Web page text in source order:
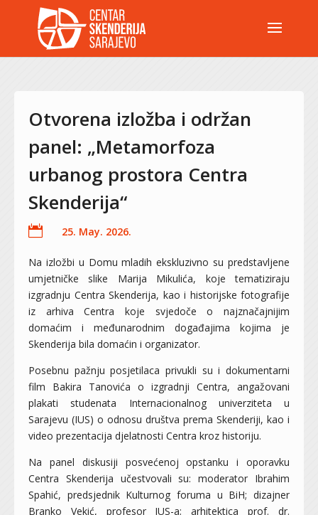
Otvorena izložba i održan
panel: „Metamorfoza
urbanog prostora Centra
Skenderija“
 25. May. 2026.
Na izložbi u Domu mladih ekskluzivno su predstavljene
umjetničke slike Marija Mikulića, koje tematiziraju
izgradnju Centra Skenderija, kao i historijske fotografije
iz arhiva Centra koje svjedoče o najznačajnijim
domaćim i međunarodnim događajima kojima je
Skenderija bila domaćin i organizator.
Posebnu pažnju posjetilaca privukli su i dokumentarni
film Bakira Tanovića o izgradnji Centra, angažovani
plakati studenata Internacionalnog univerziteta u
Sarajevu (IUS) o odnosu društva prema Skenderiji, kao i
video prezentacija djelatnosti Centra kroz historiju.
Na panel diskusiji posvećenoj opstanku i oporavku
Centra Skenderija učestvovali su: moderator Ibrahim
Spahić, predsjednik Kulturnog foruma u BiH; dizajner
Branko Vekić, profesor IUS-a; arhitektica prof. dr.